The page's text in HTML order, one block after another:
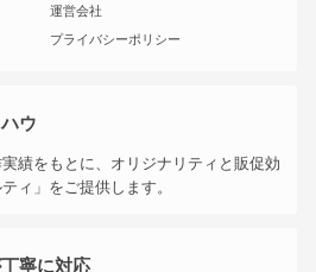
運営会社
プライバシーポリシー
ウ
績をもとに、オリジナリティと販促効
ィ」をご提供します。
寧に対応